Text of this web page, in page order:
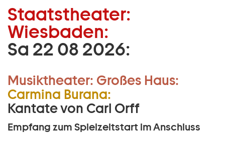
Zum Hauptinhalt springen
Zum Footer springen
Staatstheater:
Wiesbaden:
Sa 22 08 2026:
19 –
20 Uhr
Musiktheater: Großes Haus:
Carmina Burana:
Kantate von Carl Orff
Empfang zum Spielzeitstart im Anschluss